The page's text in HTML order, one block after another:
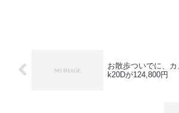
お散歩ついでに、
k20Dが124,800円